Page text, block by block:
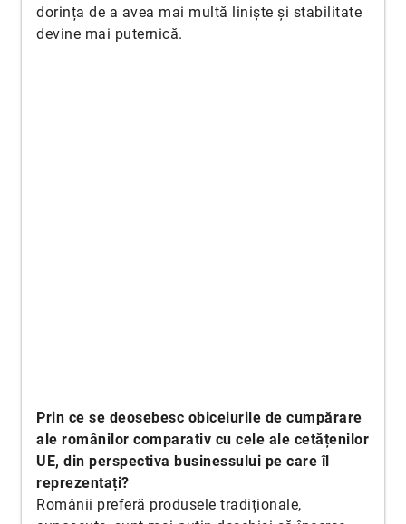
dorința de a avea mai multă liniște și stabilitate
devine mai puternică.
Prin ce se deosebesc obiceiurile de cumpărare
ale românilor comparativ cu cele ale cetățenilor
UE, din perspectiva businessului pe care îl
reprezentați?
Românii preferă produsele tradiționale,